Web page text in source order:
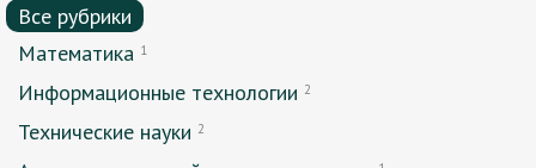
Все рубрики
Математика 1
Информационные технологии 2
Технические науки 2